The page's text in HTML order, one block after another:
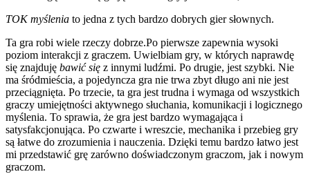
TOK myślenia to jedna z tych bardzo dobrych gier słownych.
Ta gra robi wiele rzeczy dobrze.Po pierwsze zapewnia wysoki
poziom interakcji z graczem. Uwielbiam gry, w których naprawdę
się znajduję bawić się z innymi ludźmi. Po drugie, jest szybki. Nie
ma śródmieścia, a pojedyncza gra nie trwa zbyt długo ani nie jest
przeciągnięta. Po trzecie, ta gra jest trudna i wymaga od wszystkich
graczy umiejętności aktywnego słuchania, komunikacji i logicznego
myślenia. To sprawia, że ​​gra jest bardzo wymagająca i
satysfakcjonująca. Po czwarte i wreszcie, mechanika i przebieg gry
są łatwe do zrozumienia i nauczenia. Dzięki temu bardzo łatwo jest
mi przedstawić grę zarówno doświadczonym graczom, jak i nowym
graczom.